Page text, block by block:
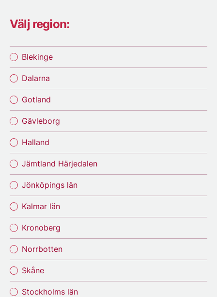
Välj region:
Blekinge
Dalarna
Gotland
Gävleborg
Halland
Jämtland Härjedalen
Jönköpings län
Kalmar län
Kronoberg
Norrbotten
Skåne
Stockholms län